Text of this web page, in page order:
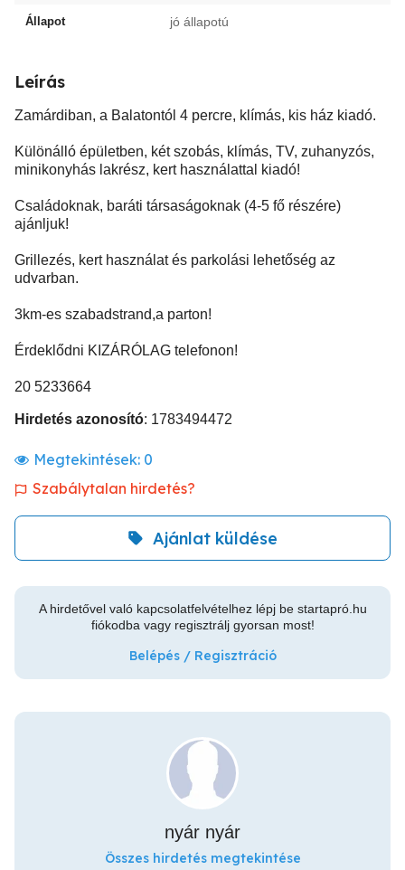
Állapot jó állapotú
Leírás
Zamárdiban, a Balatontól 4 percre, klímás, kis ház kiadó.
Különálló épületben, két szobás, klímás, TV, zuhanyzós,
minikonyhás lakrész, kert használattal kiadó!
Családoknak, baráti társaságoknak (4-5 fő részére)
ajánljuk!
Grillezés, kert használat és parkolási lehetőség az
udvarban.
3km-es szabadstrand,a parton!
Érdeklődni KIZÁRÓLAG telefonon!
20 5233664
Hirdetés azonosító: 1783494472
Megtekintések: 0
Szabálytalan hirdetés?
Ajánlat küldése
A hirdetővel való kapcsolatfelvételhez lépj be startapró.hu
fiókodba vagy regisztrálj gyorsan most!
Belépés / Regisztráció
nyár nyár
Összes hirdetés megtekintése